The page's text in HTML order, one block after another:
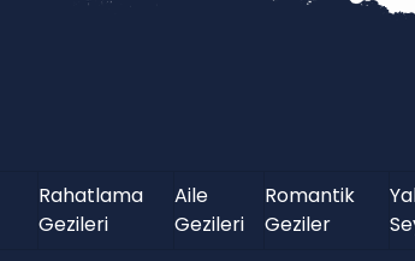
Rahatlama
Gezileri
Aile
Gezileri
Romantik
Geziler